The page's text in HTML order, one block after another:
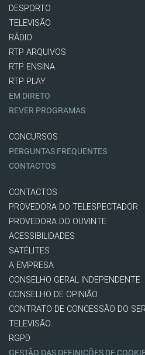
DESPORTO
TELEVISÃO
RÁDIO
RTP ARQUIVOS
RTP ENSINA
RTP PLAY
EM DIRETO
REVER PROGRAMAS
CONCURSOS
PERGUNTAS FREQUENTES
CONTACTOS
CONTACTOS
PROVEDORA DO TELESPECTADOR
PROVEDORA DO OUVINTE
ACESSIBILIDADES
SATÉLITES
A EMPRESA
CONSELHO GERAL INDEPENDENTE
CONSELHO DE OPINIÃO
CONTRATO DE CONCESSÃO DO
TELEVISÃO
RGPD